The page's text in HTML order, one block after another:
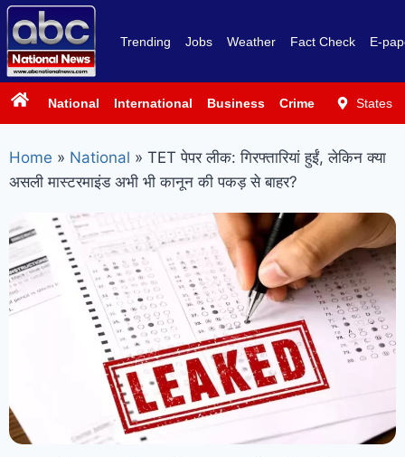
Trending Jobs Weather Fact Check E-
National International Business Crime PoliticsStates
Home » National » TET पेपर लीक: गिरफ्तारियां हुईं, लेकिन क्या
असली मास्टरमाइंड अभी भी कानून की पकड़ से बाहर?